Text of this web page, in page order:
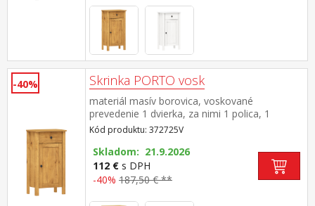
-40% Skrinka PORTO vosk
materiál masív borovica, voskované
prevedenie 1 dvierka, za nimi 1 polica, 1
zásuvka s kovovými pojazdmi maximálne
nosnosti uvedené v návode na montáž súčasť
zostavy PORTO vosk
Kód produktu: 372725V
Skladom: 21.9.2026
112 € s DPH
-40% 187,50 € **